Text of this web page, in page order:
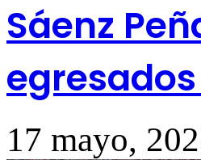
Sáenz
17 mayo,